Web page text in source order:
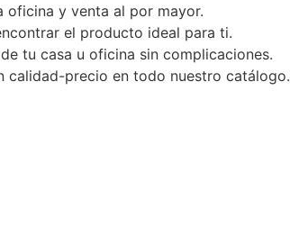
oficina y venta al por mayor.
el producto ideal para ti.
tu casa u oficina sin complicaciones.
calidad-precio en todo nuestro catálogo.